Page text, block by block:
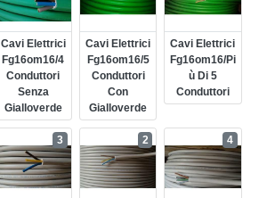
Cavi Elettrici
Fg16om16/4
Conduttori
Senza
Gialloverde
Cavi Elettrici
Fg16om16/5
Conduttori
Con
Gialloverde
Cavi Elettrici
Fg16om16/pi
Ù Di 5
Conduttori
3 2 4